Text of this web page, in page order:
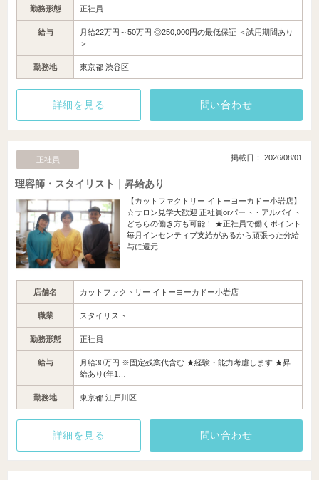
勤務形態 正社員
給与
月給22万円～50万円 ◎250,000円の最低保証 ＜試用期間あり
＞ …
勤務地 東京都 渋谷区
詳細を見る 問い合わせ
正社員 掲載日： 2026/08/01
理容師・スタイリスト｜昇給あり
【カットファクトリー イトーヨーカドー小岩店】
☆サロン見学大歓迎 正社員orパート・アルバイト
どちらの働き方も可能！ ★正社員で働くポイント
毎月インセンティブ支給があるから頑張った分給
与に還元…
店舗名 カットファクトリー イトーヨーカドー小岩店
職業 スタイリスト
勤務形態 正社員
給与
月給30万円 ※固定残業代含む ★経験・能力考慮します ★昇
給あり(年1…
勤務地 東京都 江戸川区
詳細を見る 問い合わせ